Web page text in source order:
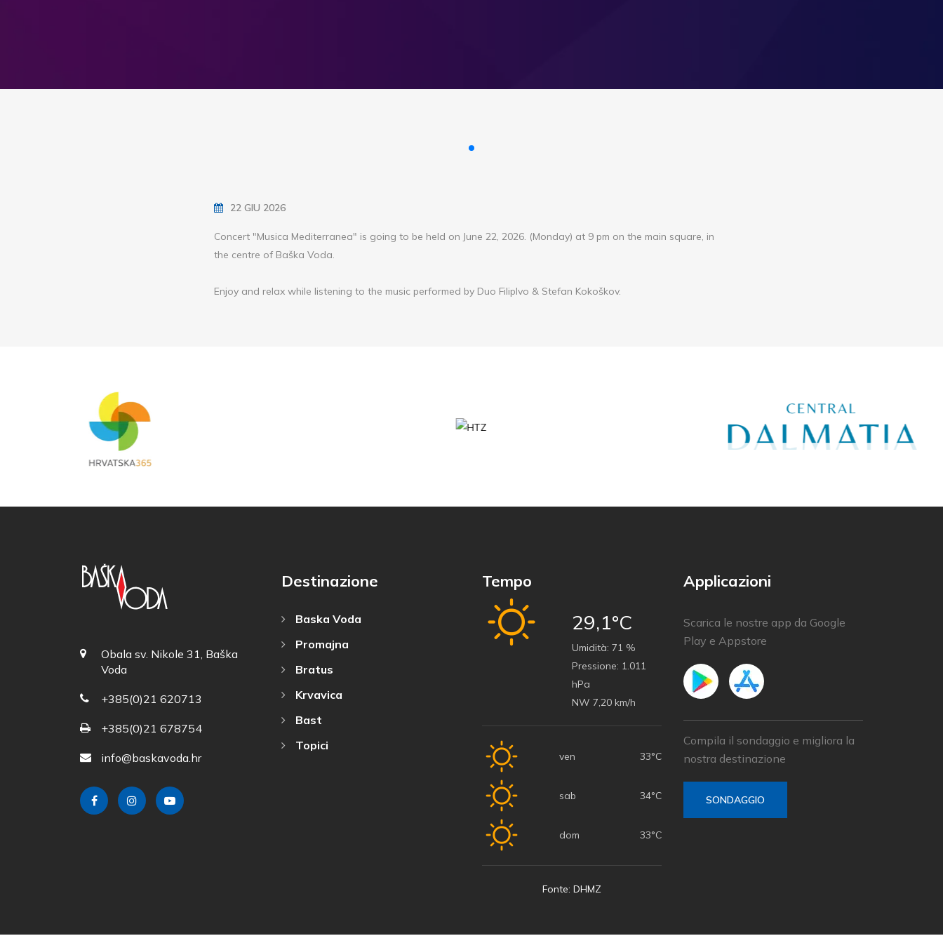
22 GIU 2026
Concert "Musica Mediterranea" is going to be held on June 22, 2026. (Monday) at 9 pm on the main square, in
the centre of Baška Voda.
Enjoy and relax while listening to the music performed by Duo FilipIvo & Stefan Kokoškov.
Obala sv. Nikole 31, Baška
Voda
+385(0)21 620713
+385(0)21 678754
info@baskavoda.hr
Destinazione
Baska Voda
Promajna
Bratus
Krvavica
Bast
Topici
Tempo
29,1°C
Umidità: 71 %
Pressione: 1.011
hPa
NW 7,20 km/h
ven 33°C
sab 34°C
dom 33°C
Fonte: DHMZ
Applicazioni
Scarica le nostre app da Google
Play e Appstore
Compila il sondaggio e migliora la
nostra destinazione
SONDAGGIO